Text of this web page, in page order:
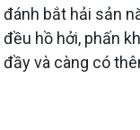
đánh bắt hải sản
đều hồ hởi, phấn
đầy và càng có